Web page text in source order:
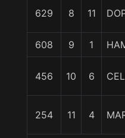
629 8 11
608 9 1
456 10 6
254 11 4